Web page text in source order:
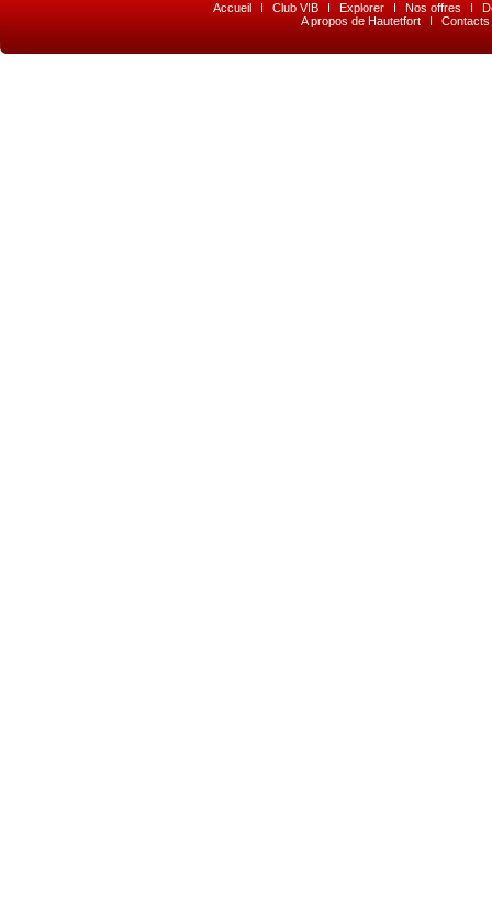
Accueil I Club VIB I Explorer I Nos offres I
A propos de Hautetfort
I Contacts